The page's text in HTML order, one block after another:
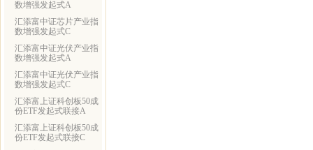
数增强发起式A
汇添富中证芯片产业指
数增强发起式C
汇添富中证光伏产业指
数增强发起式A
汇添富中证光伏产业指
数增强发起式C
汇添富上证科创板50成
份ETF发起式联接A
汇添富上证科创板50成
份ETF发起式联接C